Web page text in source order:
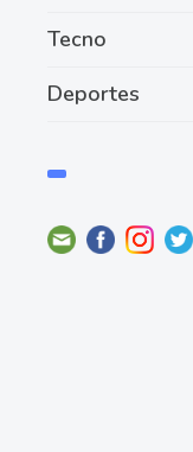
Tecno
Deportes